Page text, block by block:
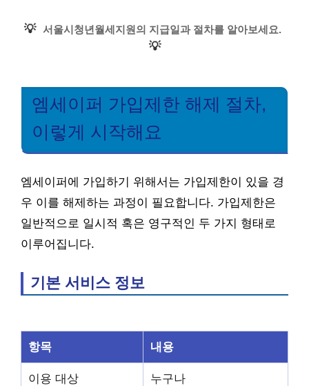
💡 서울시청년월세지원의 지급일과 절차를 알아보세요.
💡
엠세이퍼 가입제한 해제 절차,
이렇게 시작해요
엠세이퍼에 가입하기 위해서는 가입제한이 있을 경
우 이를 해제하는 과정이 필요합니다. 가입제한은
일반적으로 일시적 혹은 영구적인 두 가지 형태로
이루어집니다.
기본 서비스 정보
항목 내용
이용 대상 누구나